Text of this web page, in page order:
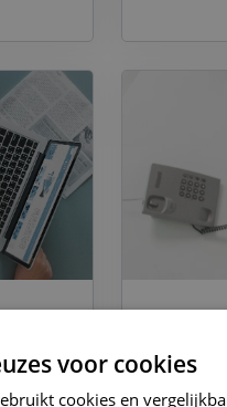
voor cookies
cookies en